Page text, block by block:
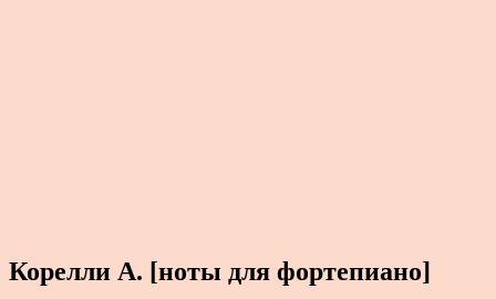
Корелли А. [ноты для фортепиано]